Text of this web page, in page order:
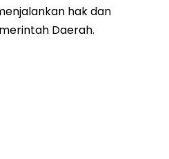
hak dan
Daerah.